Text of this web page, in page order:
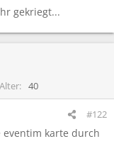
gekriegt...
Alter 40
#122
karte durch